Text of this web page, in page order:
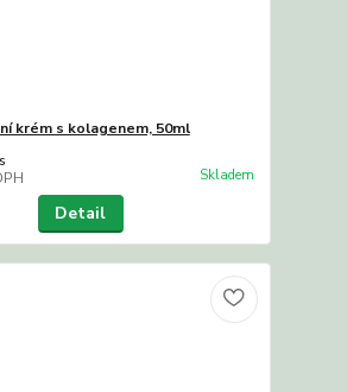
krém s kolagenem, 50ml
Skladem
Detail